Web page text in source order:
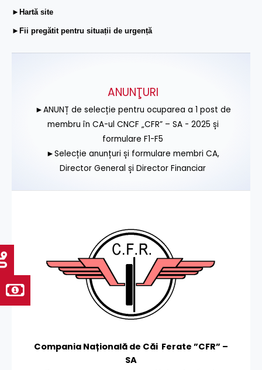
►Hartă site
►Fii pregătit pentru situații de urgență
ANUNŢURI
►ANUNȚ de selecție pentru ocuparea a 1 post de
membru în CA-ul CNCF „CFR” – SA - 2025 și
formulare F1-F5
►Selecție anunțuri și formulare membri CA,
Director General și Director Financiar
Compania Națională de Căi Ferate ”CFR” –
SA